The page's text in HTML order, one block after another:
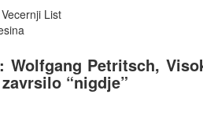
Vecernji List
Wolfgang Petritsch,
“nigdje”